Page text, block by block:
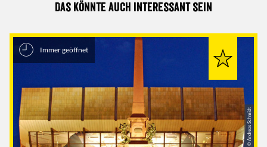
Das könnte auch interessant sein
Immer geöffnet
© Andreas Schmidt